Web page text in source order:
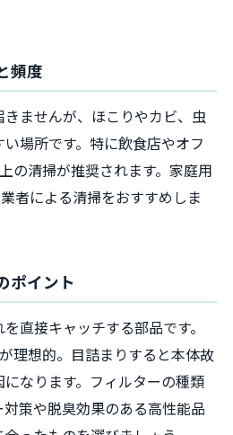
頻度
ませんが、ほこりやカビ、虫
場所です。特に飲食店やオフ
の清掃が推奨されます。家庭用
者による清掃をおすすめしま
ポイント
直接キャッチする部品です。
理想的。目詰まりすると本体故
なります。フィルターの種類
策や脱臭効果のある高性能品